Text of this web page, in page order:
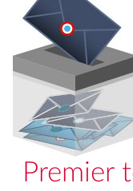
Premier